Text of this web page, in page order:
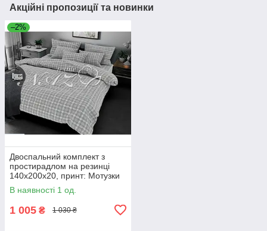
Акційні пропозиції та новинки
–2%
Двоспальний комплект з
простирадлом на резинці
140х200х20, принт: Мотузки
сіре
В наявності 1 од.
1 005 ₴ 1 030 ₴